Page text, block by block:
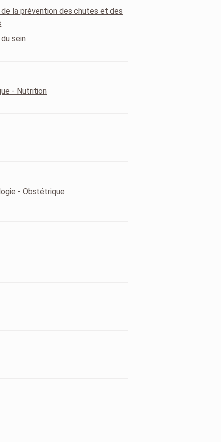
de la prévention des chutes et des
sein
- Nutrition
- Obstétrique